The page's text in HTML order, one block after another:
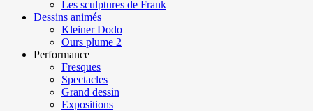
Les sculptures de Frank
Dessins animés
Kleiner Dodo
Ours plume 2
Performance
Fresques
Spectacles
Grand dessin
Expositions